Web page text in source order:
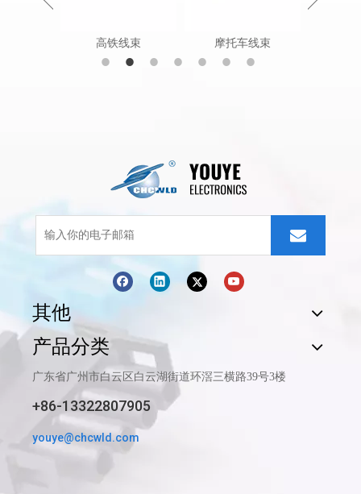
高铁线束 摩托车线束
其他
产品分类
广东省广州市白云区白云湖街道环滘三横路39号3楼
+86-13322807905
youye@chcwld.com